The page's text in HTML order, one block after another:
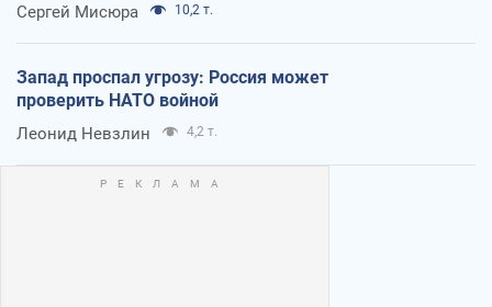
Сергей Мисюра 10,2 т.
Запад проспал угрозу: Россия может
проверить НАТО войной
Леонид Невзлин 4,2 т.